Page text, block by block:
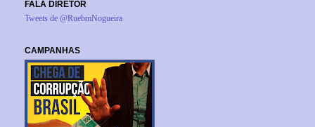
FALA DIRETOR
Tweets de @RuebmNogueira
CAMPANHAS